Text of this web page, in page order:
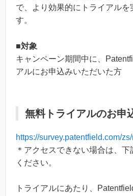
で、より効果的にトライアルを
す。
■対象
キャンペーン期間中に、
アルにお申込みいただいた方
無料トライアルのお申
https://survey.patentfield.com/
＊アクセスできない場合は、
ください。
トライアルにあたり、